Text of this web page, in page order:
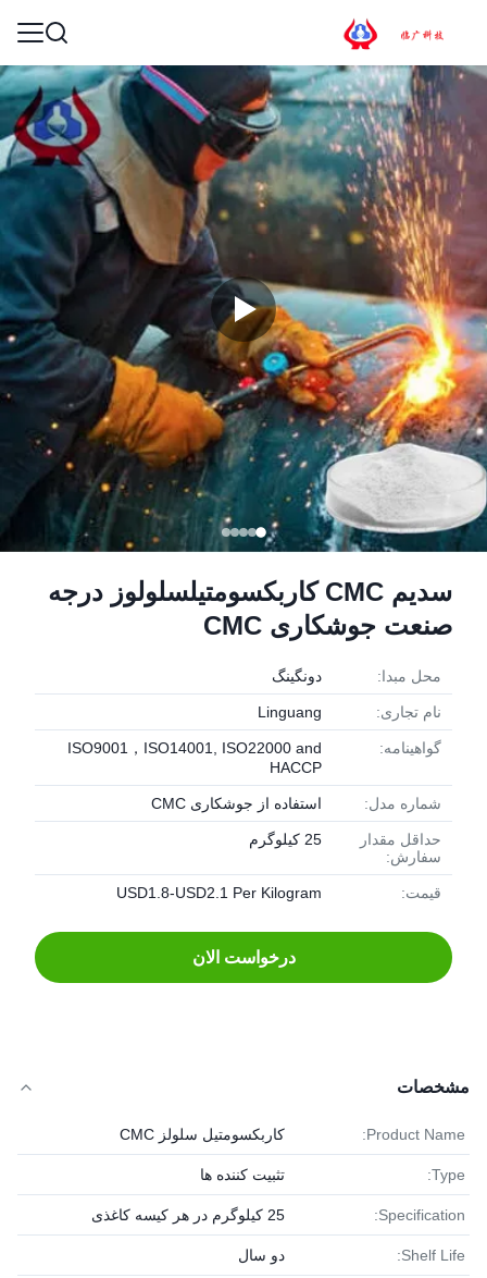
سدیم CMC کاربکسومتیلسلولوز درجه
صنعت جوشکاری CMC
محل مبدا: دونگينگ
نام تجاری: Linguang
گواهینامه:
ISO9001，ISO14001, ISO22000 and
HACCP
شماره مدل: استفاده از جوشکاری CMC
حداقل مقدار
سفارش:
25 کیلوگرم
قیمت: USD1.8-USD2.1 Per Kilogram
درخواست الان
مشخصات
Product Name: کاربکسومتیل سلولز CMC
Type: تثبیت کننده ها
Specification: 25 کیلوگرم در هر کیسه کاغذی
Shelf Life: دو سال